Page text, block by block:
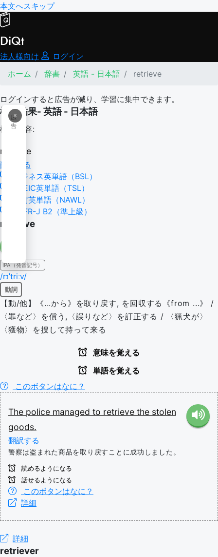
本文へスキップ
DiQt
法人様向け
ログイン
ホーム
辞書 英語 - 日本語 retrieve
ログインすると広告が減り、学習に集中できます。
×
広
告
検索結果- 英語 - 日本語
検索内容:
retrieve
翻訳する
ビジネス英単語（BSL）
TOEIC英単語（TSL）
学術英単語（NAWL）
CEFR-J B2（準上級）
retrieve
IPA（発音記号）
/rɪˈtriːv/
動詞
【動/他】《...から》を取り戻す, を回収する《from ...》 /
〈罪など〉を償う,〈誤りなど〉を訂正する / 〈猟犬が〉
〈獲物〉を捜して持って来る
意味を覚える
単語を覚える
このボタンはなに？
The police managed to retrieve the stolen
goods.
翻訳する
警察は盗まれた商品を取り戻すことに成功しました。
読めるようになる
話せるようになる
このボタンはなに？
詳細
詳細
retriever